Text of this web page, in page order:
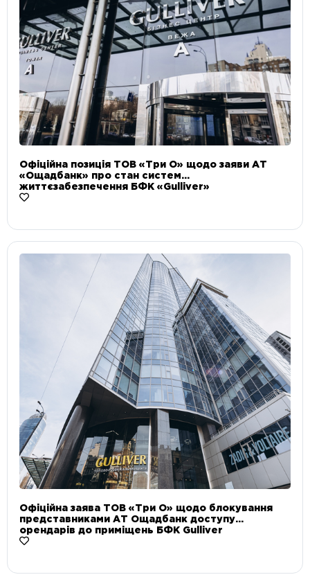
Офіційна позиція ТОВ «Три О» щодо заяви АТ
«Ощадбанк» про стан систем
життєзабезпечення БФК «Gulliver»
Офіційна заява ТОВ «Три О» щодо блокування
представниками АТ Ощадбанк доступу
орендарів до приміщень БФК Gulliver